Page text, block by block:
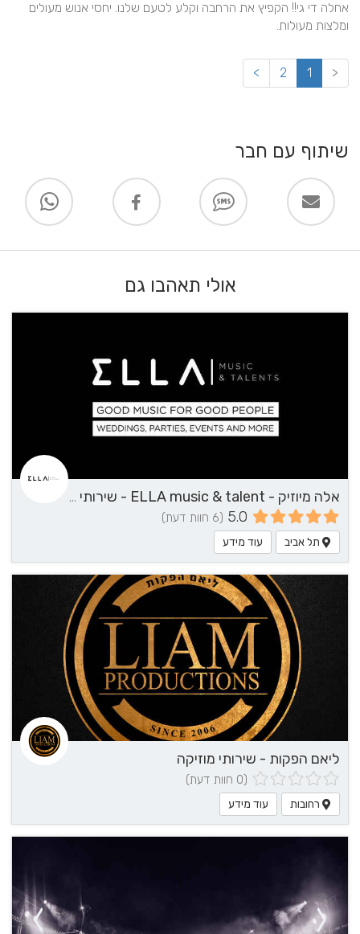
ומלצות מעולות.
<
1
2
>
שיתוף עם חבר
אולי תאהבו גם
אלה מיוזיק - ELLA music & talent - שירותי מוזיקה
5.0 (6 חוות דעת)
תל אביב עוד מידע
ליאם הפקות - שירותי מוזיקה
(0 חוות דעת)
רחובות עוד מידע